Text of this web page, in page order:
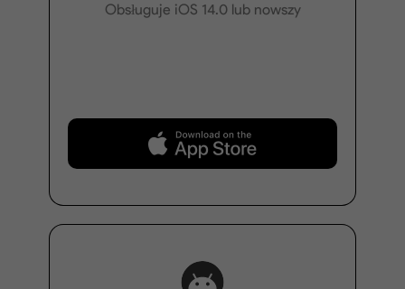
Obsługuje iOS 14.0 lub nowszy
Pobierz za darmo